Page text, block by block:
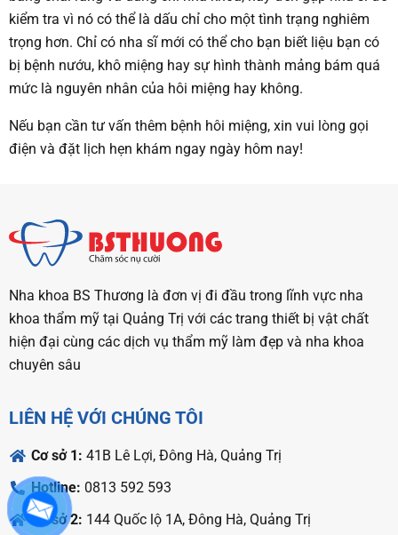
kiểm tra vì nó có thể là dấu chỉ cho một tình trạng nghiêm
trọng hơn. Chỉ có nha sĩ mới có thể cho bạn biết liệu bạn có
bị bệnh nướu, khô miệng hay sự hình thành mảng bám quá
mức là nguyên nhân của hôi miệng hay không.
Nếu bạn cần tư vấn thêm bệnh hôi miệng, xin vui lòng gọi
điện và đặt lịch hẹn khám ngay ngày hôm nay!
Nha khoa BS Thương là đơn vị đi đầu trong lĩnh vực nha
khoa thẩm mỹ tại Quảng Trị với các trang thiết bị vật chất
hiện đại cùng các dịch vụ thẩm mỹ làm đẹp và nha khoa
chuyên sâu
LIÊN HỆ VỚI CHÚNG TÔI
Cơ sở 1: 41B Lê Lợi, Đông Hà, Quảng Trị
Hotline: 0813 592 593
Cơ sở 2: 144 Quốc lộ 1A, Đông Hà, Quảng Trị